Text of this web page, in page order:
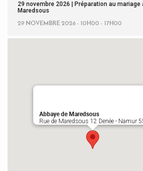
29 novembre 2026 | Préparation au mariage
Maredsous
29 NOVEMBRE 2026 - 10H00 - 17H00
Abbaye de Maredsous
Rue de Maredsous 12 Denée - Namur